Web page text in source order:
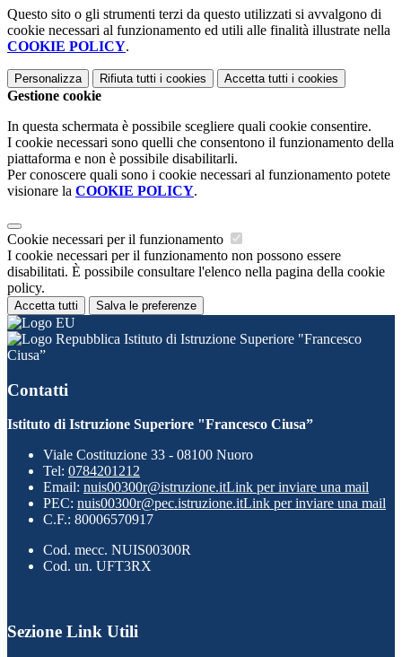
Questo sito o gli strumenti terzi da questo utilizzati si avvalgono di
cookie necessari al funzionamento ed utili alle finalità illustrate nella
COOKIE POLICY.
Personalizza Rifiuta tutti i cookies Accetta tutti i cookies
Gestione cookie
In questa schermata è possibile scegliere quali cookie consentire.
I cookie necessari sono quelli che consentono il funzionamento della
piattaforma e non è possibile disabilitarli.
Per conoscere quali sono i cookie necessari al funzionamento potete
visionare la COOKIE POLICY.
Cookie necessari per il funzionamento
I cookie necessari per il funzionamento non possono essere
disabilitati. È possibile consultare l'elenco nella pagina della cookie
policy.
Accetta tutti Salva le preferenze
Istituto di Istruzione Superiore "Francesco
Ciusa”
Contatti
Istituto di Istruzione Superiore "Francesco Ciusa”
Viale Costituzione 33 - 08100 Nuoro
Tel: 0784201212
Email: nuis00300r@istruzione.itLink per inviare una mail
PEC: nuis00300r@pec.istruzione.itLink per inviare una mail
C.F.: 80006570917
Cod. mecc. NUIS00300R
Cod. un. UFT3RX
Sezione Link Utili